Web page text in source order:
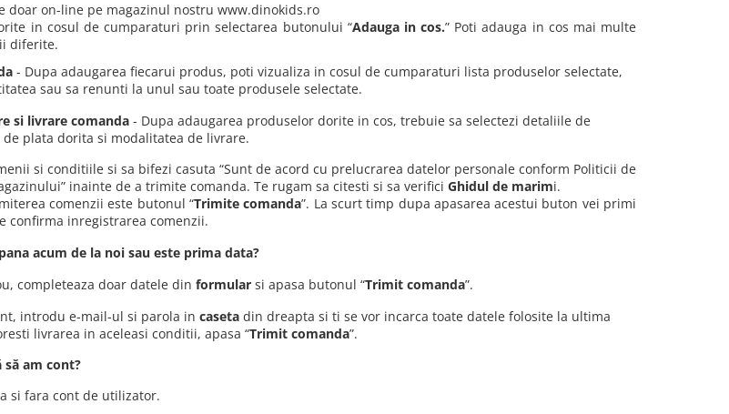
doar on-line pe magazinul nostru www.dinokids.ro
in cosul de cumparaturi prin selectarea butonului “Adauga in cos.” Poti adauga in cos mai multe
diferite.
- Dupa adaugarea fiecarui produs, poti vizualiza in cosul de cumparaturi lista produselor selectate,
sau sa renunti la unul sau toate produsele selectate.
si livrare comanda - Dupa adaugarea produselor dorite in cos, trebuie sa selectezi detaliile de
plata dorita si modalitatea de livrare.
si conditiile si sa bifezi casuta “Sunt de acord cu prelucrarea datelor personale conform Politicii de
inainte de a trimite comanda. Te rugam sa citesti si sa verifici Ghidul de marimi.
comenzii este butonul “Trimite comanda”. La scurt timp dupa apasarea acestui buton vei primi
confirma inregistrarea comenzii.
acum de la noi sau este prima data?
completeaza doar datele din formular si apasa butonul “Trimit comanda”.
introdu e-mail-ul si parola in caseta din dreapta si ti se vor incarca toate datele folosite la ultima
livrarea in aceleasi conditii, apasa “Trimit comanda”.
să am cont?
si fara cont de utilizator.